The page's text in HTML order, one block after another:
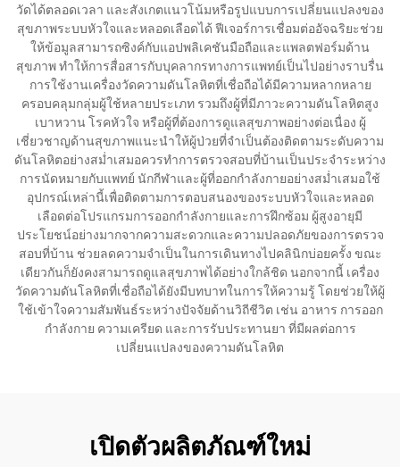
วัดได้ตลอดเวลา และสังเกตแนวโน้มหรือรูปแบบการเปลี่ยนแปลงของ
สุขภาพระบบหัวใจและหลอดเลือดได้ ฟีเจอร์การเชื่อมต่ออัจฉริยะช่วย
ให้ข้อมูลสามารถซิงค์กับแอปพลิเคชันมือถือและแพลตฟอร์มด้าน
สุขภาพ ทำให้การสื่อสารกับบุคลากรทางการแพทย์เป็นไปอย่างราบรื่น
การใช้งานเครื่องวัดความดันโลหิตที่เชื่อถือได้มีความหลากหลาย
ครอบคลุมกลุ่มผู้ใช้หลายประเภท รวมถึงผู้ที่มีภาวะความดันโลหิตสูง
เบาหวาน โรคหัวใจ หรือผู้ที่ต้องการดูแลสุขภาพอย่างต่อเนื่อง ผู้
เชี่ยวชาญด้านสุขภาพแนะนำให้ผู้ป่วยที่จำเป็นต้องติดตามระดับความ
ดันโลหิตอย่างสม่ำเสมอควรทำการตรวจสอบที่บ้านเป็นประจำระหว่าง
การนัดหมายกับแพทย์ นักกีฬาและผู้ที่ออกกำลังกายอย่างสม่ำเสมอใช้
อุปกรณ์เหล่านี้เพื่อติดตามการตอบสนองของระบบหัวใจและหลอด
เลือดต่อโปรแกรมการออกกำลังกายและการฝึกซ้อม ผู้สูงอายุมี
ประโยชน์อย่างมากจากความสะดวกและความปลอดภัยของการตรวจ
สอบที่บ้าน ช่วยลดความจำเป็นในการเดินทางไปคลินิกบ่อยครั้ง ขณะ
เดียวกันก็ยังคงสามารถดูแลสุขภาพได้อย่างใกล้ชิด นอกจากนี้ เครื่อง
วัดความดันโลหิตที่เชื่อถือได้ยังมีบทบาทในการให้ความรู้ โดยช่วยให้ผู้
ใช้เข้าใจความสัมพันธ์ระหว่างปัจจัยด้านวิถีชีวิต เช่น อาหาร การออก
กำลังกาย ความเครียด และการรับประทานยา ที่มีผลต่อการ
เปลี่ยนแปลงของความดันโลหิต
เปิดตัวผลิตภัณฑ์ใหม่